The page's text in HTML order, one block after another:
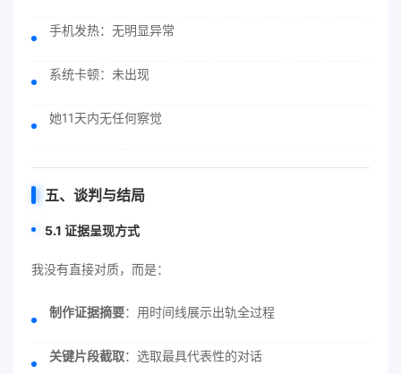
手机发热：无明显异常
系统卡顿：未出现
她11天内无任何察觉
五、谈判与结局
5.1 证据呈现方式
我没有直接对质，而是：
制作证据摘要：用时间线展示出轨全过程
关键片段截取：选取最具代表性的对话